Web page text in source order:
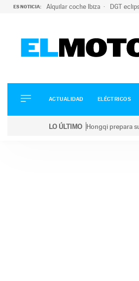
ES NOTICIA: Alquilar coche Ibiza DGT
ELÉCTRICOS
CONDUCIR
ACTUALIDAD ELÉCTRICOS
LO ÚLTIMO Hongqi prepara